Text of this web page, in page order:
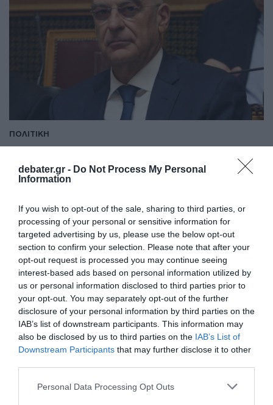
debater.gr - Do Not Process My Personal
Information
If you wish to opt-out of the sale, sharing to third parties, or
processing of your personal or sensitive information for
targeted advertising by us, please use the below opt-out
section to confirm your selection. Please note that after your
opt-out request is processed you may continue seeing
interest-based ads based on personal information utilized by
us or personal information disclosed to third parties prior to
your opt-out. You may separately opt-out of the further
disclosure of your personal information by third parties on the
IAB’s list of downstream participants. This information may
also be disclosed by us to third parties on the IAB’s List of
Downstream Participants that may further disclose it to other
Please note that this website/app uses one or more Google
Personal Data Processing Opt Outs
ΠΟΛΙΤΙΚΗ
Εθνικής Άμυνας – Συνάντηση με τον ΥΠΕΘΑ
της Σερβίας
Θα γίνει δεκτός από τον Σέρβο Πρόεδρο της
Δημοκρατίας
19.12.2024 - 09:21